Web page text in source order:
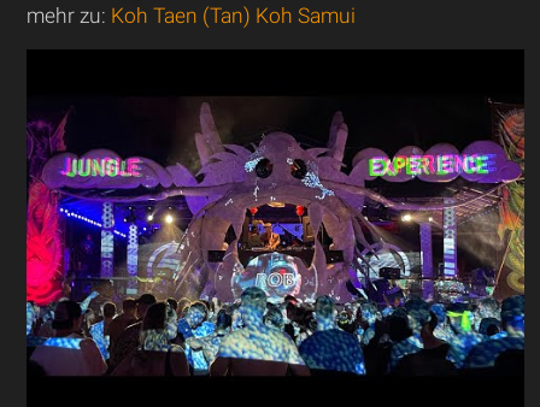
mehr zu: Koh Taen (Tan) Koh Samui